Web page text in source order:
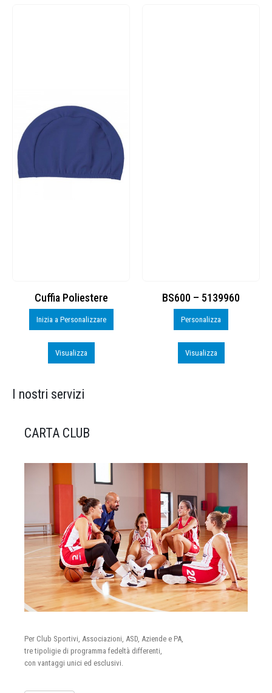
Cuffia Poliestere
Inizia a Personalizzare
Visualizza
BS600 – 5139960
Personalizza
Visualizza
I nostri servizi
CARTA CLUB
Per Club Sportivi, Associazioni, ASD, Aziende e PA,
tre tipoligie di programma fedeltà differenti,
con vantaggi unici ed esclusivi.